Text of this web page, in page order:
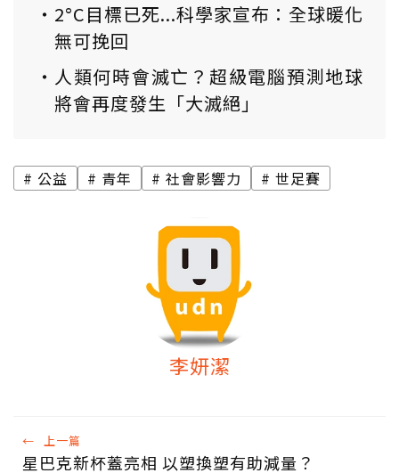
2°C目標已死...科學家宣布：全球暖化
無可挽回
人類何時會滅亡？超級電腦預測地球
將會再度發生「大滅絕」
公益 青年 社會影響力 世足賽
李妍潔
← 上一篇
星巴克新杯蓋亮相 以塑換塑有助減量？